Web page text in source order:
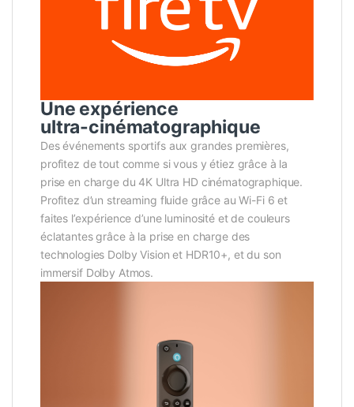
Une expérience
ultra-cinématographique
Des événements sportifs aux grandes premières,
profitez de tout comme si vous y étiez grâce à la
prise en charge du 4K Ultra HD cinématographique.
Profitez d’un streaming fluide grâce au Wi-Fi 6 et
faites l’expérience d’une luminosité et de couleurs
éclatantes grâce à la prise en charge des
technologies Dolby Vision et HDR10+, et du son
immersif Dolby Atmos.